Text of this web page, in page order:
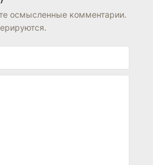
осмысленные комментарии.